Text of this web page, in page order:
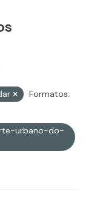
Formatos:
urbano-do-